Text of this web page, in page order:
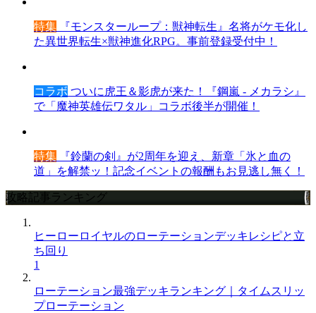
特集 『モンスターループ：獣神転生』名将がケモ化し
た異世界転生×獣神進化RPG。事前登録受付中！
コラボ ついに虎王＆影虎が来た！『鋼嵐 - メカラシ』
で「魔神英雄伝ワタル」コラボ後半が開催！
特集 『鈴蘭の剣』が2周年を迎え、新章「氷と血の
道」を解禁ッ！記念イベントの報酬もお見逃し無く！
攻略記事ランキング
ヒーローロイヤルのローテーションデッキレシピと立
ち回り
1
ローテーション最強デッキランキング｜タイムスリッ
プローテーション